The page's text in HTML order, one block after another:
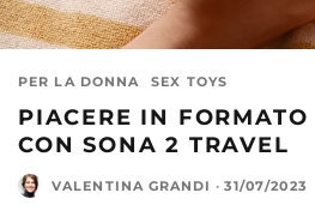
PER LA DONNA SEX TOYS
PIACERE IN
CON SONA 2 TRAVEL
VALENTINA GRANDI · 31/07/2023